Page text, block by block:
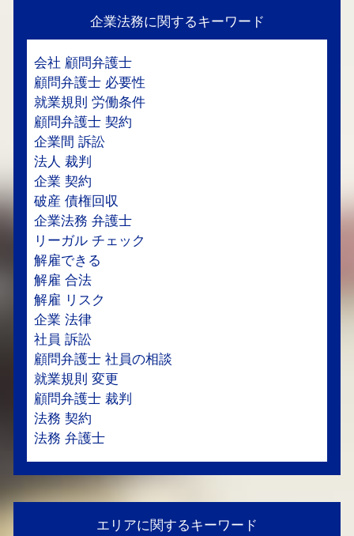
企業法務に関するキーワード
会社 顧問弁護士
顧問弁護士 必要性
就業規則 労働条件
顧問弁護士 契約
企業間 訴訟
法人 裁判
企業 契約
破産 債権回収
企業法務 弁護士
リーガル チェック
解雇できる
解雇 合法
解雇 リスク
企業 法律
社員 訴訟
顧問弁護士 社員の相談
就業規則 変更
顧問弁護士 裁判
法務 契約
法務 弁護士
エリアに関するキーワード